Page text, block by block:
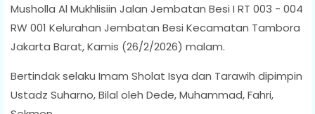
Musholla Al Mukhlisiin Jalan Jembatan Besi I RT 003 - 004
RW 001 Kelurahan Jembatan Besi Kecamatan Tambora
Jakarta Barat, Kamis (26/2/2026) malam.
Bertindak selaku Imam Sholat Isya dan Tarawih dipimpin
Ustadz Suharno, Bilal oleh Dede, Muhammad, Fahri,